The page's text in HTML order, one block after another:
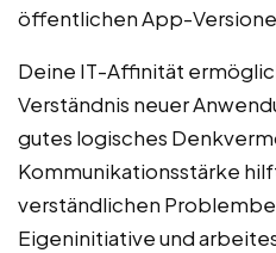
öffentlichen App-
Deine IT-Affinität
Verständnis neuer
gutes logisches
Kommunikationsstärke
verständlichen
Eigeninitiative und